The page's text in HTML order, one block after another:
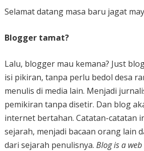
Selamat datang masa baru jagat
Blogger tamat?
Lalu, blogger mau kemana? Just
isi pikiran, tanpa perlu bedol desa
menulis di media lain. Menjadi
pemikiran tanpa disetir. Dan blog
internet bertahan. Catatan-catatan
sejarah, menjadi bacaan orang lain
dari sejarah penulisnya. Blog is a